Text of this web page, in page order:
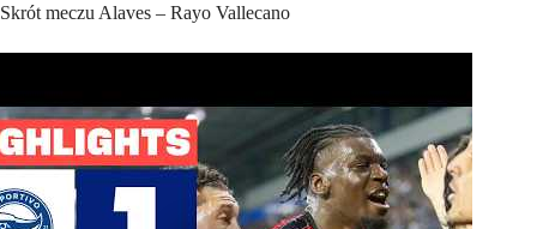
Skrót meczu Alaves – Rayo Vallecano